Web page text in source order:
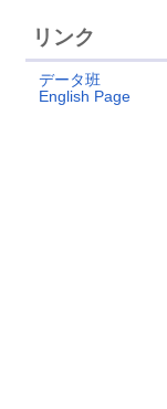
リンク
データ班
English Page